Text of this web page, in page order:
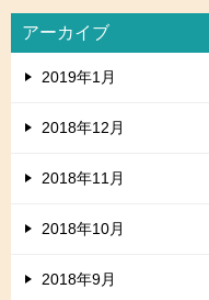
アーカイブ
2019年1月
2018年12月
2018年11月
2018年10月
2018年9月